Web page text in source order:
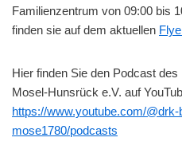
Familienzentrum von 09:00 bis
finden sie auf dem aktuellen
Hier finden Sie den Podcast
Mosel-Hunsrück e.V. auf
https://www.youtube.com/
mose1780/podcasts